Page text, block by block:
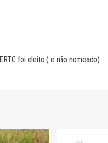
foi eleito ( e não nomeado)